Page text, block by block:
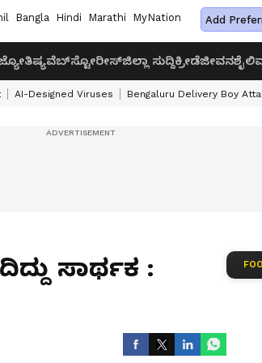
Bangla Hindi Marathi MyNation Add
ವೆಬ್‌ಸ್ಟೋರೀಸ್ಜಿಲ್ಲಾ ಸುದ್ದಿಕ್ರೀಡೆಜೀವನಶೈಲಿ
AI-Designed Viruses Bengaluru Delivery Boy
ಸಾರ್ಥಕ :